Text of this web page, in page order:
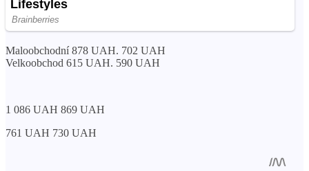
Maloobchodní 878 UAH. 702 UAH
Velkoobchod 615 UAH. 590 UAH
1 086 UAH 869 UAH
761 UAH 730 UAH